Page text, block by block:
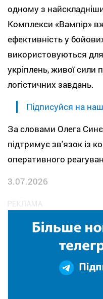
одному з
Комплекси «Вампір»
ефективність у
використовуються
укріплень, живої сили
логістичних завдань.
Підписуйся на
За словами Олега
підтримує зв'язок із
оперативного
3.07.2026